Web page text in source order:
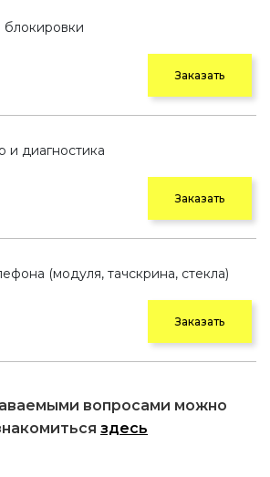
блокировки
Заказать
и диагностика
Заказать
(модуля, тачскрина, стекла)
Заказать
вопросами можно
здесь